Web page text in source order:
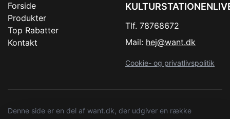
Forside
Produkter
Top Rabatter
Kontakt
Tlf. 78768672
Mail: hej@want.dk
Cookie- og privatlivspolitik
Denne side er en del af want.dk, der udgiver en række